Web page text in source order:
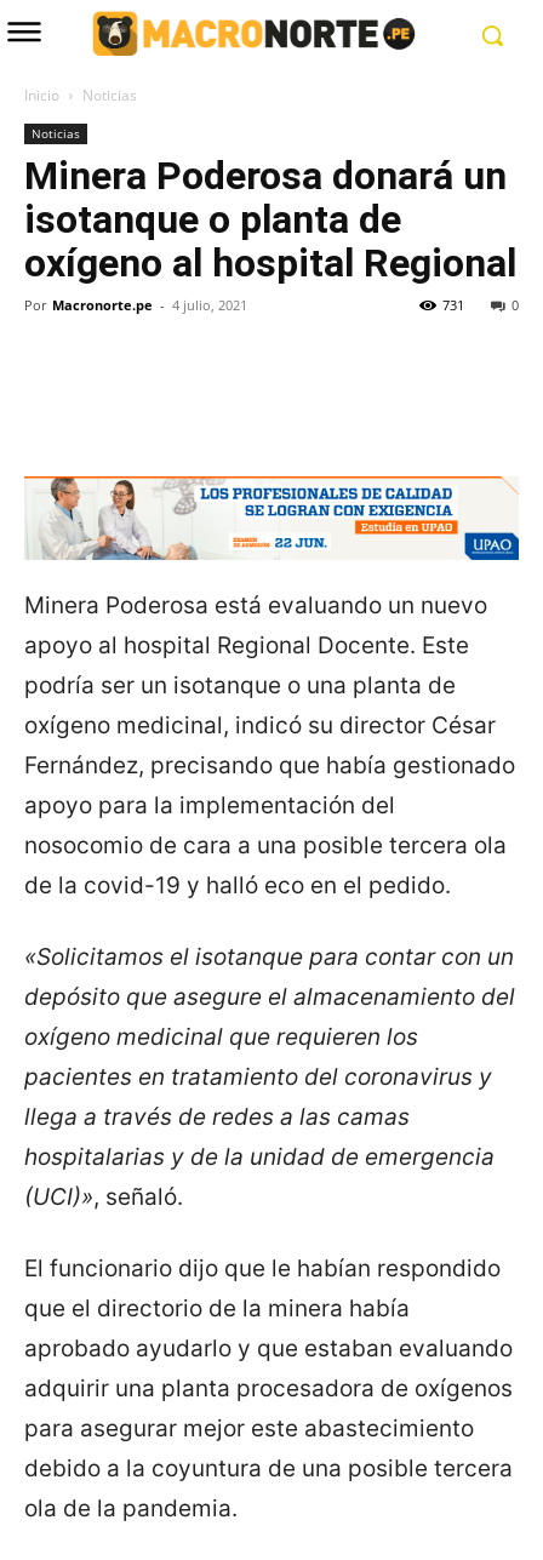
Inicio Noticias
Noticias
Minera Poderosa donará un
isotanque o planta de
oxígeno al hospital Regional
Por Macronorte.pe - 4 julio, 2021 0
731
Minera Poderosa está evaluando un nuevo
apoyo al hospital Regional Docente. Este
podría ser un isotanque o una planta de
oxígeno medicinal, indicó su director César
Fernández, precisando que había gestionado
apoyo para la implementación del
nosocomio de cara a una posible tercera ola
de la covid-19 y halló eco en el pedido.
«Solicitamos el isotanque para contar con un
depósito que asegure el almacenamiento del
oxígeno medicinal que requieren los
pacientes en tratamiento del coronavirus y
llega a través de redes a las camas
hospitalarias y de la unidad de emergencia
(UCI)», señaló.
El funcionario dijo que le habían respondido
que el directorio de la minera había
aprobado ayudarlo y que estaban evaluando
adquirir una planta procesadora de oxígenos
para asegurar mejor este abastecimiento
debido a la coyuntura de una posible tercera
ola de la pandemia.